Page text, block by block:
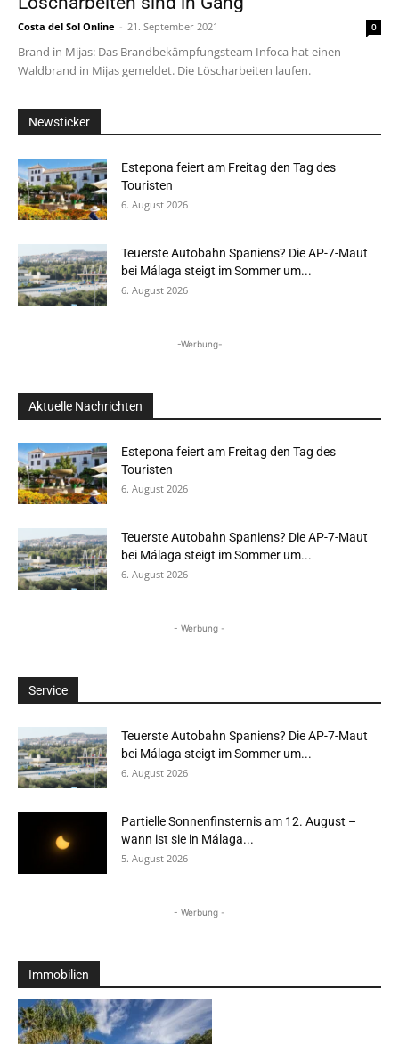
Costa del Sol Online - 21. September 2021 0
Brand in Mijas: Das Brandbekämpfungsteam Infoca hat einen
Waldbrand in Mijas gemeldet. Die Löscharbeiten laufen.
Newsticker
Estepona feiert am Freitag den Tag des
Touristen
6. August 2026
Teuerste Autobahn Spaniens? Die AP-7-Maut
bei Málaga steigt im Sommer um...
6. August 2026
-Werbung-
Aktuelle Nachrichten
Estepona feiert am Freitag den Tag des
Touristen
6. August 2026
Teuerste Autobahn Spaniens? Die AP-7-Maut
bei Málaga steigt im Sommer um...
6. August 2026
- Werbung -
Service
Teuerste Autobahn Spaniens? Die AP-7-Maut
bei Málaga steigt im Sommer um...
6. August 2026
Partielle Sonnenfinsternis am 12. August –
wann ist sie in Málaga...
5. August 2026
- Werbung -
Immobilien